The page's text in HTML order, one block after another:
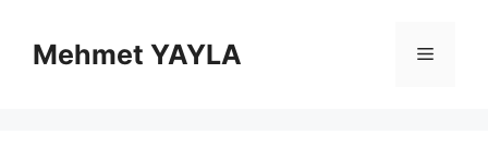
Mehmet YAYLA Menü